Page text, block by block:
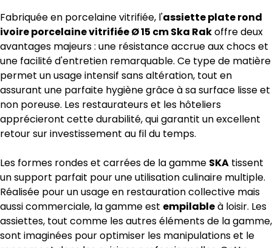
Fabriquée en porcelaine vitrifiée, l'assiette plate rond
ivoire porcelaine vitrifiée Ø 15 cm Ska Rakoffre deux
avantages majeurs : une résistance accrue aux chocs et
une facilité d'entretien remarquable. Ce type de matière
permet un usage intensif sans altération, tout en
assurant une parfaite hygiène grâce à sa surface lisse et
non poreuse. Les restaurateurs et les hôteliers
apprécieront cette durabilité, qui garantit un excellent
retour sur investissement au fil du temps.
Les formes rondes et carrées de la gamme SKA tissent
un support parfait pour une utilisation culinaire multiple.
Réalisée pour un usage en restauration collective mais
aussi commerciale, la gamme est empilableà loisir. Les
assiettes, tout comme les autres éléments de la gamme,
sont imaginées pour optimiser les manipulations et le